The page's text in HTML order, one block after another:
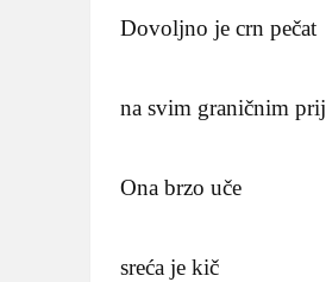
Dovoljno je crn pečat
na svim graničnim
Ona brzo uče
sreća je kič